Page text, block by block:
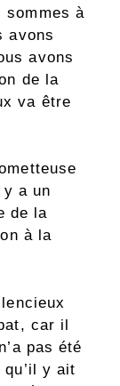
sommes à
avons
avons
de la
va être
a un
de la
à la
car il
pas été
y ait